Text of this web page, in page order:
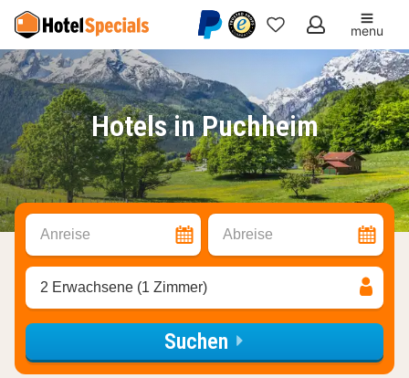
Meine
Favoriten
menu
Hotels in Puchheim
Anreise Abreise
2 Erwachsene (1 Zimmer)
Suchen